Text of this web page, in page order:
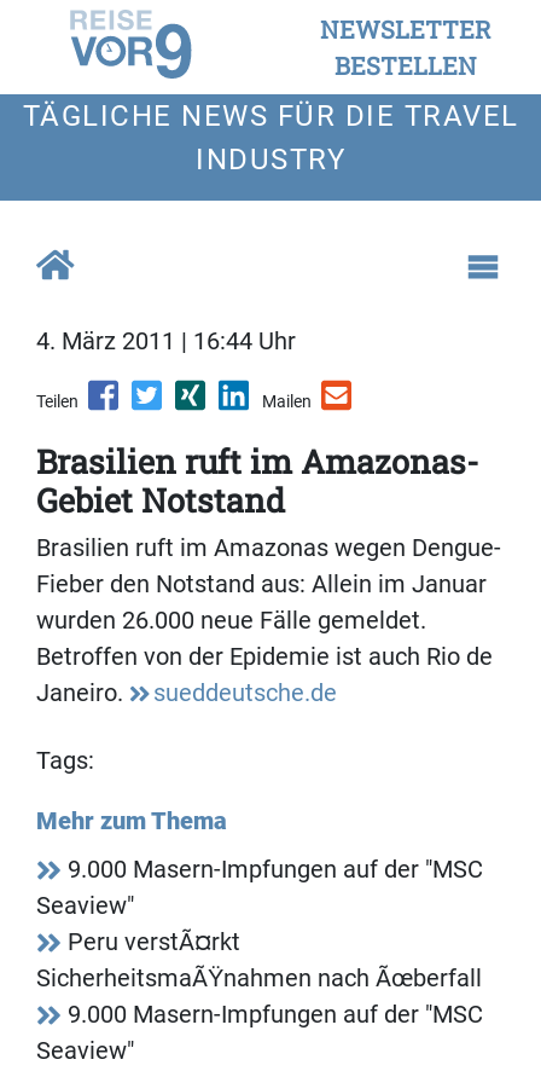
NEWSLETTER
BESTELLEN
TÄGLICHE NEWS FÜR DIE TRAVEL
INDUSTRY
4. März 2011 | 16:44 Uhr
Teilen Mailen
Brasilien ruft im Amazonas-
Gebiet Notstand
Brasilien ruft im Amazonas wegen Dengue-
Fieber den Notstand aus: Allein im Januar
wurden 26.000 neue Fälle gemeldet.
Betroffen von der Epidemie ist auch Rio de
Janeiro.
sueddeutsche.de
Tags:
Mehr zum Thema
9.000 Masern-Impfungen auf der "MSC
Seaview"
Peru verstÃ¤rkt
SicherheitsmaÃŸnahmen nach Ãœberfall
9.000 Masern-Impfungen auf der "MSC
Seaview"